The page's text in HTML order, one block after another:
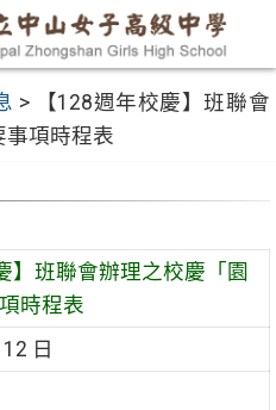
>
【128週年校慶】班聯會
事項時程表
】班聯會辦理之校慶「園
時程表
日